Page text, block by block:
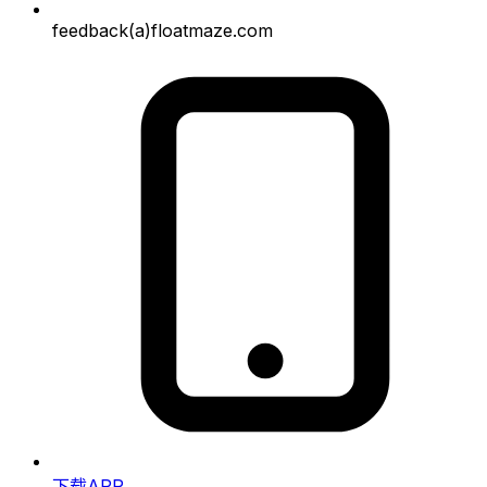
feedback(a)floatmaze.com